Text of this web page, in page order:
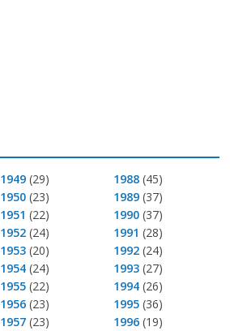
1949(29)
1950(23)
1951 (22)
1952(24)
1953(20)
1954(24)
1955(22)
1956(23)
1957(23)
1988 (45)
1989 (37)
1990 (37)
1991 (28)
1992 (24)
1993 (27)
1994 (26)
1995 (36)
1996 (19)